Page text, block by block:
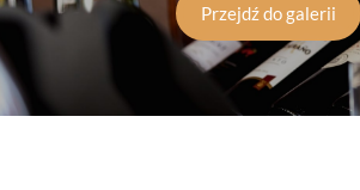
Przejdź do galerii